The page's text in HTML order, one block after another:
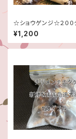
☆ショウゲンジ☆２００
予約販売９月末頃～１
☆
¥1,200